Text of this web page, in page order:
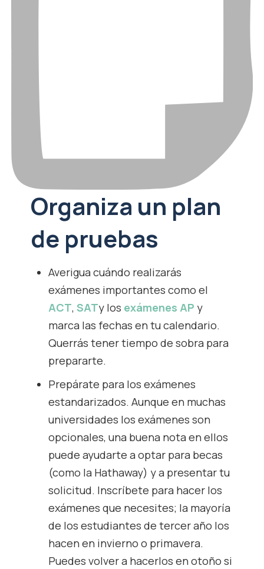
Organiza un plan
de pruebas
Averigua cuándo realizarás
exámenes importantes como el
ACT, SATy los exámenes AP y
marca las fechas en tu calendario.
Querrás tener tiempo de sobra para
prepararte.
Prepárate para los exámenes
estandarizados. Aunque en muchas
universidades los exámenes son
opcionales, una buena nota en ellos
puede ayudarte a optar para becas
(como la Hathaway) y a presentar tu
solicitud. Inscríbete para hacer los
exámenes que necesites; la mayoría
de los estudiantes de tercer año los
hacen en invierno o primavera.
Puedes volver a hacerlos en otoño si